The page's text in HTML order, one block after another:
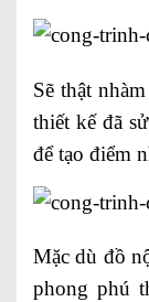
Sẽ thật
thiết kế đã
để tạo điểm
Mặc dù đồ
phong phú